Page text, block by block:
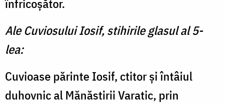
înfricoşător.
Ale Cuviosului Iosif, stihirile glasul al 5-
lea:
Cuvioase părinte Iosif, ctitor şi întâiul
duhovnic al Mănăstirii Varatic, prin